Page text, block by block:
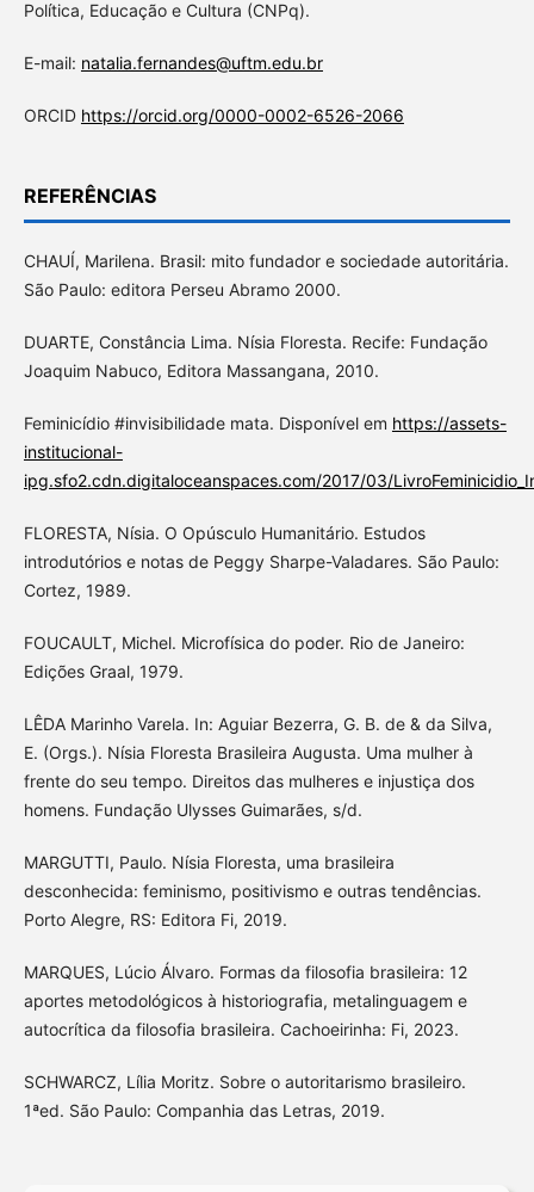
Política, Educação e Cultura (CNPq).
E-mail: natalia.fernandes@uftm.edu.br
ORCID https://orcid.org/0000-0002-6526-2066
REFERÊNCIAS
CHAUÍ, Marilena. Brasil: mito fundador e sociedade autoritária.
São Paulo: editora Perseu Abramo 2000.
DUARTE, Constância Lima. Nísia Floresta. Recife: Fundação
Joaquim Nabuco, Editora Massangana, 2010.
Feminicídio #invisibilidade mata. Disponível em https://assets-
institucional-
ipg.sfo2.cdn.digitaloceanspaces.com/2017/03/
FLORESTA, Nísia. O Opúsculo Humanitário. Estudos
introdutórios e notas de Peggy Sharpe-Valadares. São Paulo:
Cortez, 1989.
FOUCAULT, Michel. Microfísica do poder. Rio de Janeiro:
Edições Graal, 1979.
LÊDA Marinho Varela. In: Aguiar Bezerra, G. B. de & da Silva,
E. (Orgs.). Nísia Floresta Brasileira Augusta. Uma mulher à
frente do seu tempo. Direitos das mulheres e injustiça dos
homens. Fundação Ulysses Guimarães, s/d.
MARGUTTI, Paulo. Nísia Floresta, uma brasileira
desconhecida: feminismo, positivismo e outras tendências.
Porto Alegre, RS: Editora Fi, 2019.
MARQUES, Lúcio Álvaro. Formas da filosofia brasileira: 12
aportes metodológicos à historiografia, metalinguagem e
autocrítica da filosofia brasileira. Cachoeirinha: Fi, 2023.
SCHWARCZ, Lília Moritz. Sobre o autoritarismo brasileiro.
1ªed. São Paulo: Companhia das Letras, 2019.